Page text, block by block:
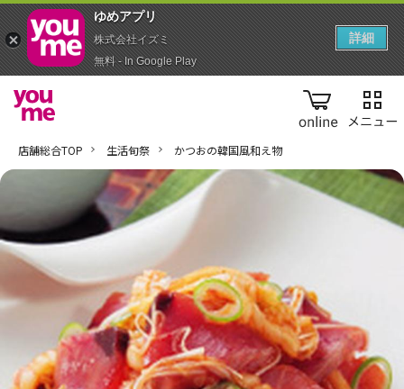
online
店舗総合TOP 生活旬祭 かつおの韓国風和え物
ゆめアプ‪リ‬
株式会社イズミ
無料 - In Google Play
詳細